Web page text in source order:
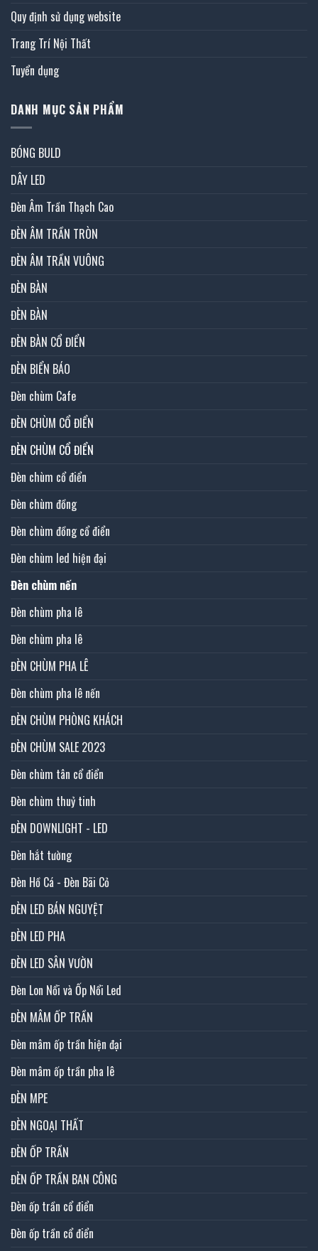
Quy định sử dụng website
Trang Trí Nội Thất
Tuyển dụng
DANH MỤC SẢN PHẨM
BÓNG BULD
DÂY LED
Đèn Âm Trần Thạch Cao
ĐÈN ÂM TRẦN TRÒN
ĐÈN ÂM TRẦN VUÔNG
ĐÈN BÀN
ĐÈN BÀN
ĐÈN BÀN CỔ ĐIỂN
ĐÈN BIỂN BÁO
Đèn chùm Cafe
ĐÈN CHÙM CỔ ĐIỂN
ĐÈN CHÙM CỔ ĐIỂN
Đèn chùm cổ điển
Đèn chùm đồng
Đèn chùm đồng cổ điển
Đèn chùm led hiện đại
Đèn chùm nến
Đèn chùm pha lê
Đèn chùm pha lê
ĐÈN CHÙM PHA LÊ
Đèn chùm pha lê nến
ĐÈN CHÙM PHÒNG KHÁCH
ĐÈN CHÙM SALE 2023
Đèn chùm tân cổ điển
Đèn chùm thuỷ tinh
ĐÈN DOWNLIGHT - LED
Đèn hắt tường
Đèn Hồ Cá - Đèn Bãi Cỏ
ĐÈN LED BÁN NGUYỆT
ĐÈN LED PHA
ĐÈN LED SÂN VƯỜN
Đèn Lon Nổi và Ốp Nổi Led
ĐÈN MÂM ỐP TRẦN
Đèn mâm ốp trần hiện đại
Đèn mâm ốp trần pha lê
ĐÈN MPE
ĐÈN NGOẠI THẤT
ĐÈN ỐP TRẦN
ĐÈN ỐP TRẦN BAN CÔNG
Đèn ốp trần cổ điển
Đèn ốp trần cổ điển